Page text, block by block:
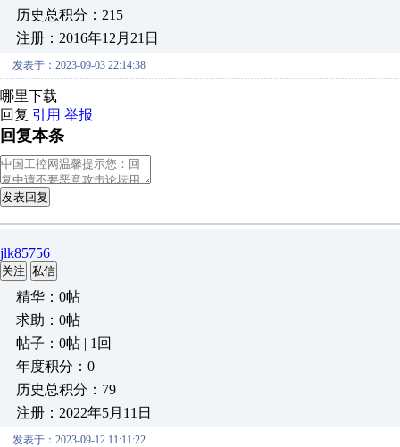
历史总积分：215
注册：2016年12月21日
发表于：2023-09-03 22:14:38
哪里下载
回复 引用 举报
回复本条
发表回复
jlk85756
关注 私信
精华：0帖
求助：0帖
帖子：0帖 | 1回
年度积分：0
历史总积分：79
注册：2022年5月11日
发表于：2023-09-12 11:11:22